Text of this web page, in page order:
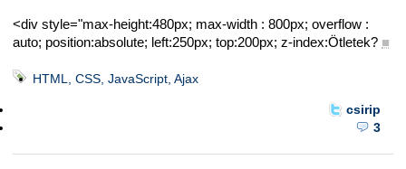
<div style="max-height:480px; max-width : 800px; overflow :
auto; position:absolute; left:250px; top:200px; z-index:Ötletek? ■
HTML, CSS, JavaScript, Ajax
csirip
3